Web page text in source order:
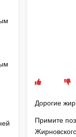
Дорогие
Примите